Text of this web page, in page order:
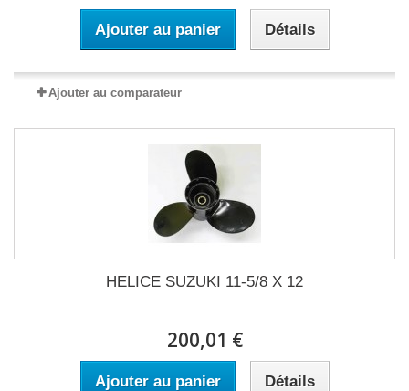
Ajouter au panier Détails
Ajouter au comparateur
HELICE SUZUKI 11-5/8 X 12
200,01 €
Ajouter au panier Détails